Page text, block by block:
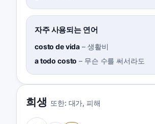
자주 사용되는 연어
costo de vida – 생활비
a todo costo – 무슨 수를 써서라도
희생 또한: 대가,피해